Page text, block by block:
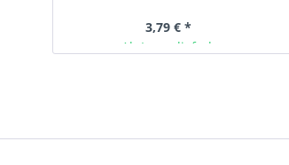
3,79 € *
Ab Lager lieferbar